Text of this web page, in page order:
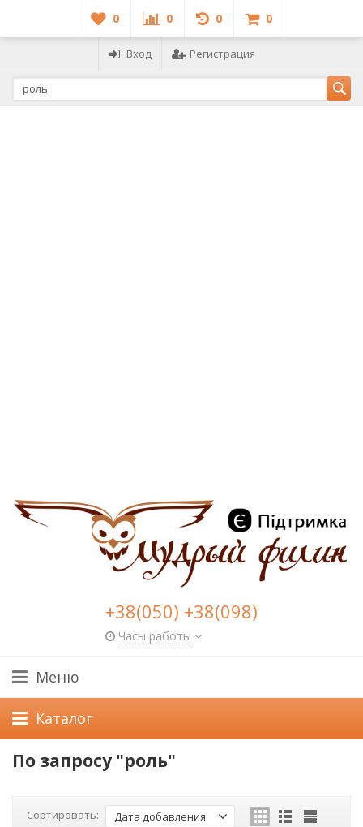
0 0 0 0
Вход Регистрация
+38(050) +38(098)
Часы работы
Меню
Каталог
По запросу "роль"
Сортировать: Дата добавления